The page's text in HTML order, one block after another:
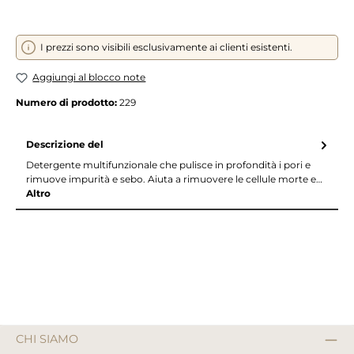
I prezzi sono visibili esclusivamente ai clienti esistenti.
Aggiungi al blocco note
Numero di prodotto: 229
Descrizione del
Detergente multifunzionale che pulisce in profondità i pori e
rimuove impurità e sebo. Aiuta a rimuovere le cellule morte e…
Altro
CHI SIAMO